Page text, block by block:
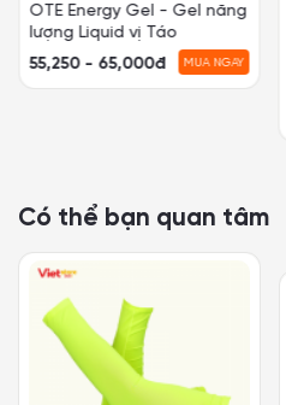
OTE Energy Gel - Gel năng
lượng Liquid vị Táo
55,250 - 65,000đ
MUA NGAY
Có thể bạn quan tâm